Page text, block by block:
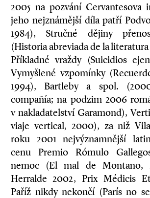
2005 na pozvání Cervantesova
jeho nejznámější díla patří
1984), Stručné dějiny
(Historia abreviada de la
Příkladné vraždy (Suicidios
Vymyšlené vzpomínky
1994), Bartleby a spol.
compañía; na podzim 2006
v nakladatelství Garamond),
viaje vertical, 2000), za niž
roku 2001 nejvýznamnější
cenu Premio Rómulo
nemoc (El mal de Montano,
Herralde 2002, Prix Médicis
Paříž nikdy nekončí (París no